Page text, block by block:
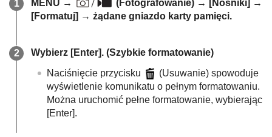
MENU → (Fotografowanie) → [Nośniki] →
[Formatuj] → żądane gniazdo karty pamięci.
Wybierz [Enter]. (Szybkie formatowanie)
Naciśnięcie przycisku
(Usuwanie) spowoduje
wyświetlenie komunikatu o pełnym formatowaniu.
Można uruchomić pełne formatowanie, wybierając
[Enter].